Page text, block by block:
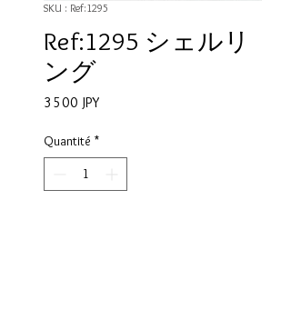
SKU : Ref:1295
Ref:1295 シェルリ
ング
3 500 JPYPrix
Quantité *